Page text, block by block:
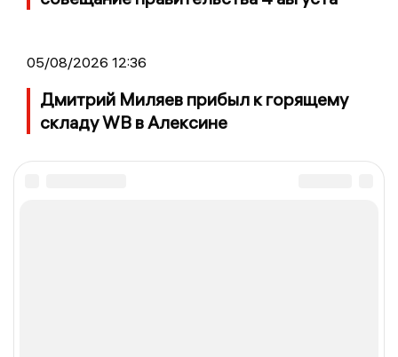
05/08/2026 12:36
Дмитрий Миляев прибыл к горящему
складу WB в Алексине